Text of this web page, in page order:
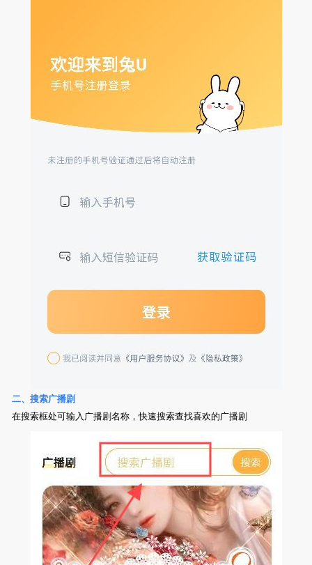
二、搜索广播剧
在搜索框处可输入广播剧名称，快速搜索查找喜欢的广播剧